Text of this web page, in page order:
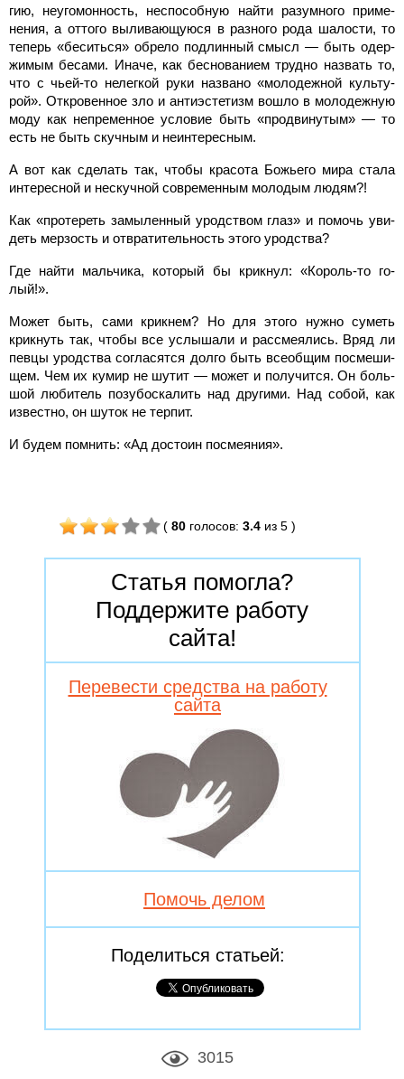
гию, неугомонность, неспособ­ную найти разумного приме­
нения, а оттого выливающую­ся в разного рода шалости, то
теперь «беситься» обрело под­линный смысл — быть одер­
жимым бесами. Иначе, как бес­нованием трудно назвать то,
что с чьей-то нелегкой руки названо «молодежной культу­
рой». Откровенное зло и анти­эстетизм вошло в молодежную
моду как непременное условие быть «продвинутым» — то
есть не быть скучным и неинтерес­ным.
А вот как сделать так, что­бы красота Божьего мира стала
интересной и нескучной совре­менным молодым людям?!
Как «протереть замыленный уродством глаз» и помочь уви­
деть мерзость и отвратительность этого уродства?
Где найти мальчика, кото­рый бы крикнул: «Король-то го­
лый!».
Может быть, сами крикнем? Но для этого нужно суметь
крикнуть так, чтобы все услы­шали и рассмеялись. Вряд ли
певцы уродства согласятся дол­го быть всеобщим посмеши­
щем. Чем их кумир не шутит — может и получится. Он боль­
шой любитель позубоскалить над другими. Над собой, как
из­вестно, он шуток не терпит.
И будем помнить: «Ад досто­ин посмеяния».
( 80 голосов: 3.4из 5)
Статья помогла?
Поддержите работу
сайта!
Перевести средства на работу
сайта
Помочь делом
Поделиться статьей:
3015